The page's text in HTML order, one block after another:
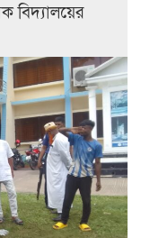
বিদ্যালয়ের